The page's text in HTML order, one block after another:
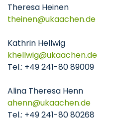
Theresa Heinen
theinen
ukaachende
Kathrin Hellwig
khellwig
ukaachende
Tel.: +49 241-80 89009
Alina Theresa Henn
ahenn
ukaachende
Tel.: +49 241-80 80268